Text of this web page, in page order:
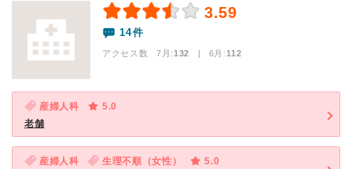
3.59
14件
アクセス数 7月:132 | 6月:112
産婦人科
5.0
老舗
産婦人科 生理不順（女性） 5.0